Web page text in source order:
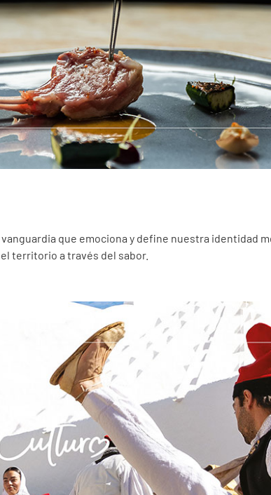
que emociona y define nuestra identidad
territorio a través del sabor.